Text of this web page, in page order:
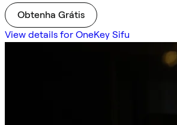
Obtenha Grátis
View details for OneKey Sifu